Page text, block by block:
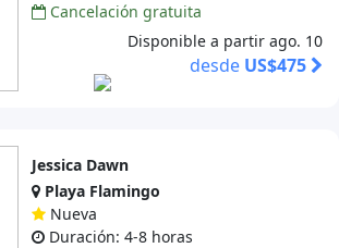
Cancelación gratuita
Disponible a partir ago. 10
desde US$475
Jessica Dawn
Playa Flamingo
Nueva
Duración: 4-8 horas